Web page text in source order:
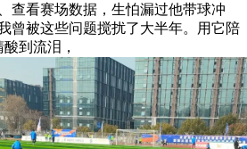
查看赛场数据，生怕漏过他带球冲
曾被这些问题搅扰了大半年。用它陪
到流泪，